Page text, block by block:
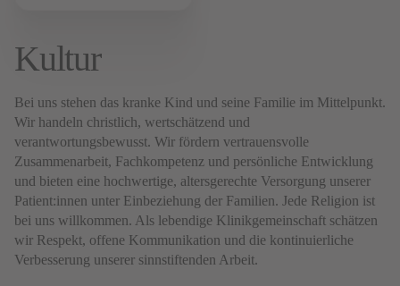
Kultur
Bei uns stehen das kranke Kind und seine Familie im Mittelpunkt.
Wir handeln christlich, wertschätzend und
verantwortungsbewusst. Wir fördern vertrauensvolle
Zusammenarbeit, Fachkompetenz und persönliche Entwicklung
und bieten eine hochwertige, altersgerechte Versorgung unserer
Patient:innen unter Einbeziehung der Familien. Jede Religion ist
bei uns willkommen. Als lebendige Klinikgemeinschaft schätzen
wir Respekt, offene Kommunikation und die kontinuierliche
Verbesserung unserer sinnstiftenden Arbeit.